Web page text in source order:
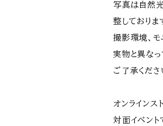
写真は自然
整しておりま
撮影環境、
実物と異な
ご了承くださ
オンライン
対面イベント